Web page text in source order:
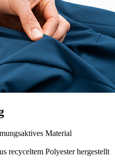
Material
recyceltem Polyester hergestellt